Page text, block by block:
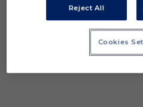
Reject All
Cookies